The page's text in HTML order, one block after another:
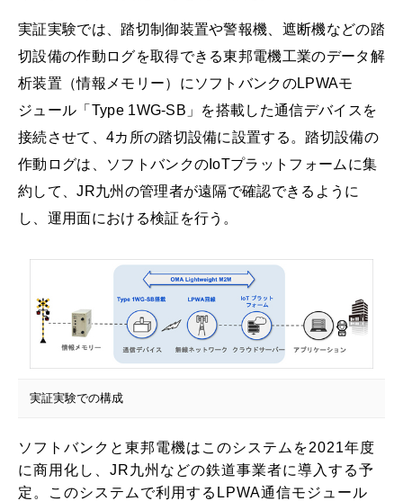
実証実験では、踏切制御装置や警報機、遮断機などの踏
切設備の作動ログを取得できる東邦電機工業のデータ解
析装置（情報メモリー）にソフトバンクのLPWAモ
ジュール「Type 1WG-SB」を搭載した通信デバイスを
接続させて、4カ所の踏切設備に設置する。踏切設備の
作動ログは、ソフトバンクのIoTプラットフォームに集
約して、JR九州の管理者が遠隔で確認できるように
し、運用面における検証を行う。
実証実験での構成
ソフトバンクと東邦電機はこのシステムを2021年度
に商用化し、JR九州などの鉄道事業者に導入する予
定。このシステムで利用するLPWA通信モジュール